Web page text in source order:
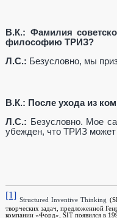
В.К.: Фамилия
философию ТРИЗ?
Л.С.: Безусловно, мы
В.К.: После ухода из
Л.С.: Безусловно. Мое
убежден, что ТРИЗ может
[1] Structured Inventive Thinking
творческих задач, предложенной
компании «Форд», SIT появился в